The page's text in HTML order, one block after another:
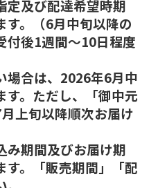
及び配達希望時期
す。（6月中旬以降の
付後1週間～10日程度
合は、2026年6月中
す。ただし、「御中元
上旬以降順次お届け
期間及びお届け期
す。「販売期間」「配